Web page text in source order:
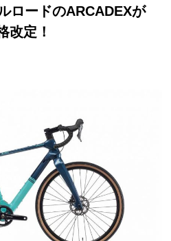
ロードのARCADEXが
改定！